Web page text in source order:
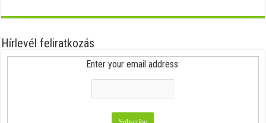
Hírlevél feliratkozás
Enter your email address: